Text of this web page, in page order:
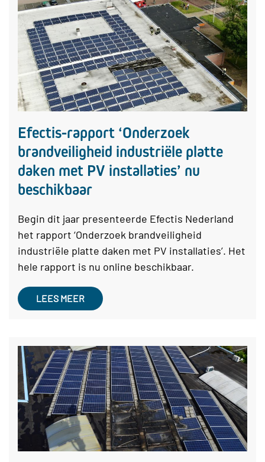
Efectis-rapport ‘Onderzoek
brandveiligheid industriële platte
daken met PV installaties’ nu
beschikbaar
Begin dit jaar presenteerde Efectis Nederland
het rapport ‘Onderzoek brandveiligheid
industriële platte daken met PV installaties’. Het
hele rapport is nu online beschikbaar.
LEES MEER